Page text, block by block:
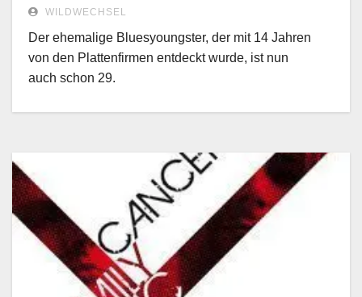
WILDWECHSEL
Der ehemalige Bluesyoungster, der mit 14 Jahren
von den Plattenfirmen entdeckt wurde, ist nun
auch schon 29.